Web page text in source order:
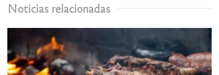
Noticias relacionadas